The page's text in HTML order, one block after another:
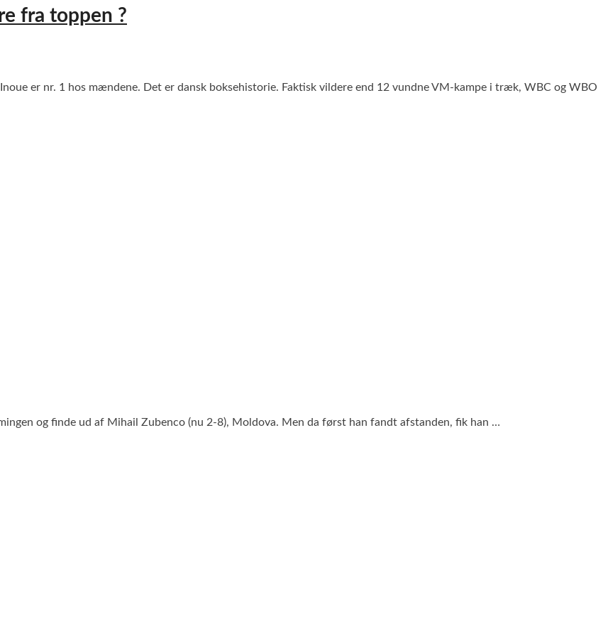
fra toppen ?
er nr. 1 hos mændene. Det er dansk boksehistorie. Faktisk vildere end 12 vundne VM-kampe i træk, WBC og WBO
og finde ud af Mihail Zubenco (nu 2-8), Moldova. Men da først han fandt afstanden, fik han …